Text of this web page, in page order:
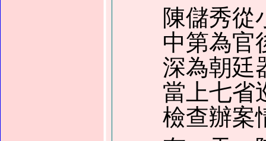
陳儲秀從
中第為官
深為朝廷
當上七省
檢查辦案